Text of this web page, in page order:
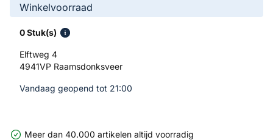
Winkelvoorraad
0 Stuk(s)
Elftweg 4
4941VP Raamsdonksveer
Vandaag geopend tot 21:00
Meer dan 40.000 artikelen altijd voorradig